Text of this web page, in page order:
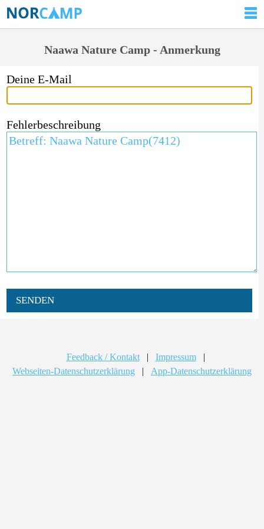
Naawa Nature Camp - Anmerkung
Deine E-Mail
Fehlerbeschreibung
SENDEN
Feedback / Kontakt | Impressum
|
Webseiten-Datenschutzerklärung
| App-Datenschutzerklärung